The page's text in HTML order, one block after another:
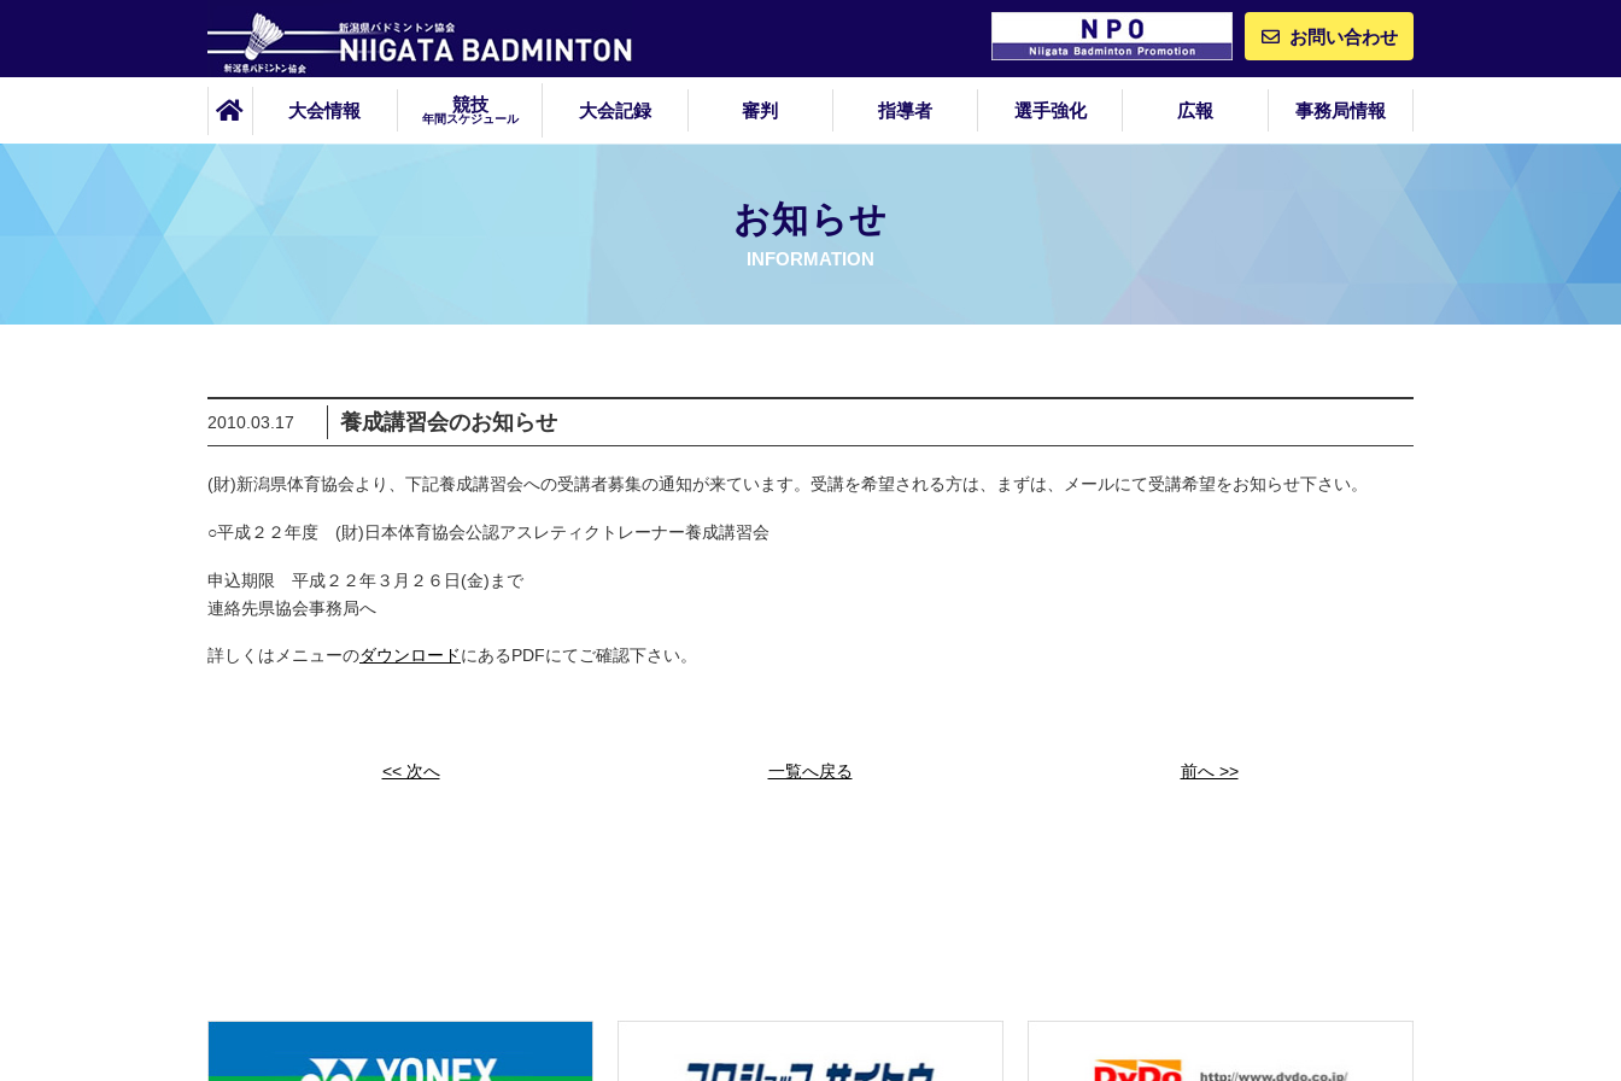
お問い合わせ
大会情報 競技
年間スケジュール 大会記録 審判 指導者 選手強化 広報 事務局情報
お知らせ
INFORMATION
2010.03.17 養成講習会のお知らせ
(財)新潟県体育協会より、下記養成講習会への受講者募集の通知が来ています。受講を希望される方は、まずは、メールにて受講希望をお知らせ下さい。
○平成２２年度 (財)日本体育協会公認アスレティクトレーナー養成講習会
申込期限 平成２２年３月２６日(金)まで
連絡先県協会事務局へ
詳しくはメニューのダウンロードにあるPDFにてご確認下さい。
<< 次へ 一覧へ戻る 前へ >>